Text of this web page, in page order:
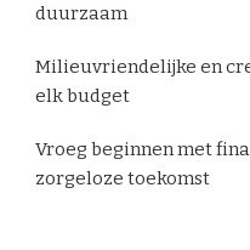
duurzaam
Milieuvriendelijke en
elk budget
Vroeg beginnen met
zorgeloze toekomst